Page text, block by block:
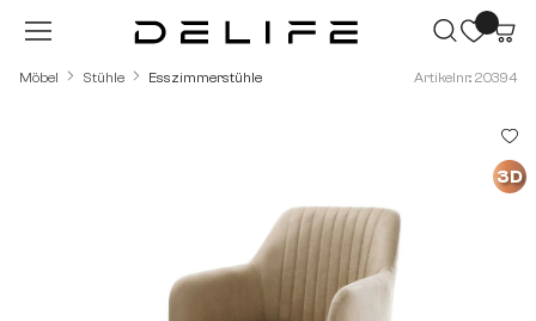
Zum Hauptinhalt springen
Möbel Stühle Esszimmerstühle Artikelnr.: 20394
3D